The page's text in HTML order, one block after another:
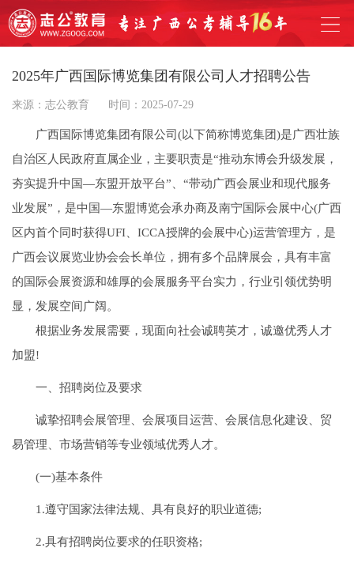
2025年广西国际博览集团有限公司人才招聘公告
来源：志公教育 时间：2025-07-29
广西国际博览集团有限公司(以下简称博览集团)是广西壮族
自治区人民政府直属企业，主要职责是“推动东博会升级发展，
夯实提升中国—东盟开放平台”、“带动广西会展业和现代服务
业发展”，是中国—东盟博览会承办商及南宁国际会展中心(广西
区内首个同时获得UFI、ICCA授牌的会展中心)运营管理方，是
广西会议展览业协会会长单位，拥有多个品牌展会，具有丰富
的国际会展资源和雄厚的会展服务平台实力，行业引领优势明
显，发展空间广阔。
根据业务发展需要，现面向社会诚聘英才，诚邀优秀人才
加盟!
一、招聘岗位及要求
诚挚招聘会展管理、会展项目运营、会展信息化建设、贸
易管理、市场营销等专业领域优秀人才。
(一)基本条件
1.遵守国家法律法规、具有良好的职业道德;
2.具有招聘岗位要求的任职资格;